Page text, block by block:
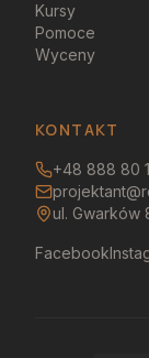
Kursy
Pomoce
Wyceny
KONTAKT
+48 888 80
ul. Gwarków
Facebook